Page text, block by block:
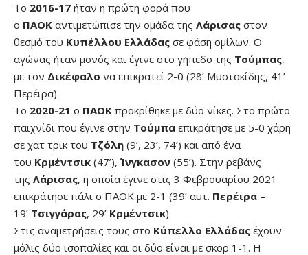
Το 2016-17 ήταν η πρώτη φορά που
ο ΠΑΟΚ αντιμετώπισε την ομάδα της Λάρισας στον
θεσμό του Κυπέλλου Ελλάδας σε φάση ομίλων. Ο
αγώνας ήταν μονός και έγινε στο γήπεδο της Τούμπας,
με τον Δικέφαλο να επικρατεί 2-0 (28’ Μυστακίδης, 41’
Περέιρα).
Το 2020-21 ο ΠΑΟΚ προκρίθηκε με δύο νίκες. Στο πρώτο
παιχνίδι που έγινε στην Τούμπα επικράτησε με 5-0 χάρη
σε χατ τρικ του Τζόλη (9’, 23’, 74’) και από ένα
του Κρμέντσικ (47’), Ίνγκασον (55’). Στην ρεβάνς
της Λάρισας, η οποία έγινε στις 3 Φεβρουαρίου 2021
επικράτησε πάλι ο ΠΑΟΚ με 2-1 (39’ αυτ. Περέιρα –
19’ Τσιγγάρας, 29’ Κρμέντσικ).
Στις αναμετρήσεις τους στο Κύπελλο Ελλάδας έχουν
μόλις δύο ισοπαλίες και οι δύο είναι με σκορ 1-1. Η